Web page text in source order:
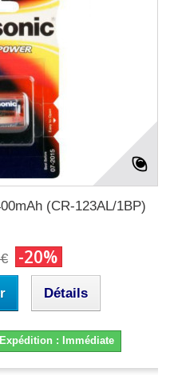
(CR-123AL/1BP)
-20%
Détails
: Immédiate